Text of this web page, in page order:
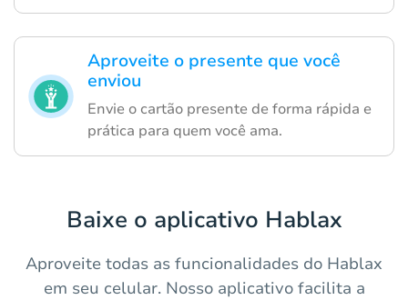
Aproveite o presente que você
enviou
Envie o cartão presente de forma rápida e
prática para quem você ama.
Baixe o aplicativo Hablax
Aproveite todas as funcionalidades do Hablax
em seu celular. Nosso aplicativo facilita a